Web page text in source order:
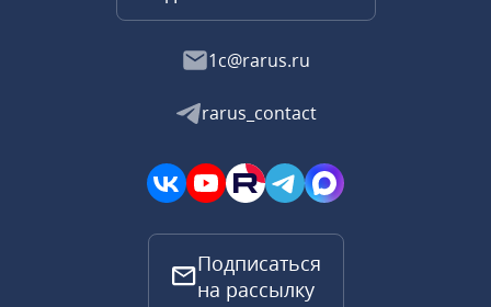
1c@rarus.ru
rarus_contact
Подписаться
на рассылку